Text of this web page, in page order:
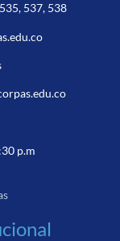
537, 538
p.m